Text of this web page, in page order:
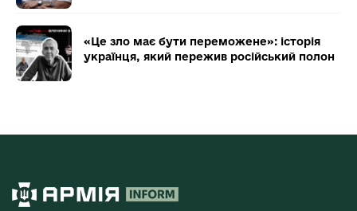
«Це зло має бути переможене»: історія
українця, який пережив російський полон